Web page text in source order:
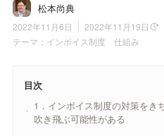
松本尚典
2022年11月6日
2022年11月19日
テーマ： インボイス制度 仕組み
目次
1．インボイス制度の対策をき
吹き飛ぶ可能性がある